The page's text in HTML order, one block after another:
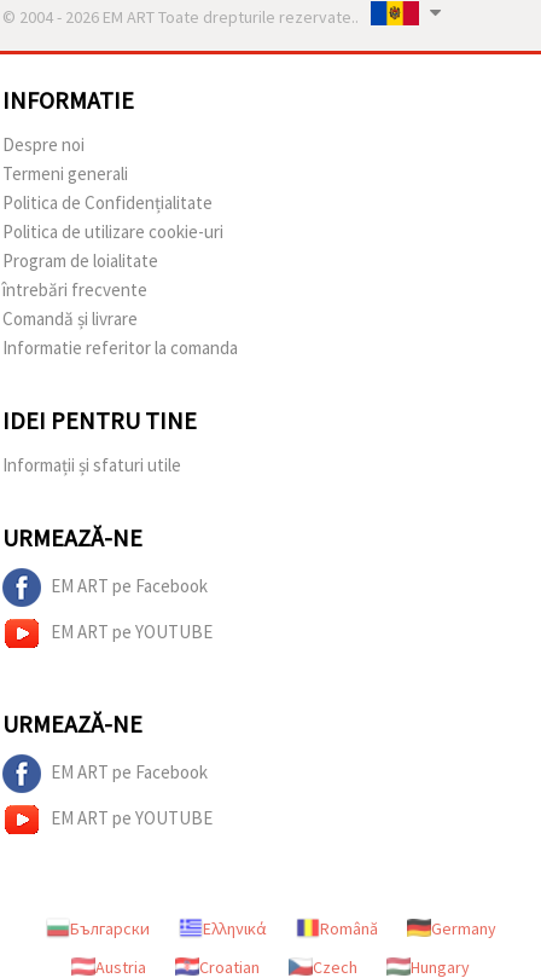
© 2004 - 2026 EM ART Toate drepturile rezervate..
INFORMATIE
Despre noi
Termeni generali
Politica de Confidențialitate
Politica de utilizare cookie-uri
Program de loialitate
întrebări frecvente
Comandă și livrare
Informatie referitor la comanda
IDEI PENTRU TINE
Informații și sfaturi utile
URMEAZĂ-NE
EM ART pe Facebook
EM ART pe YOUTUBE
URMEAZĂ-NE
EM ART pe Facebook
EM ART pe YOUTUBE
Български Ελληνικά Română
Germany
Austria
Croatian Czech Hungary